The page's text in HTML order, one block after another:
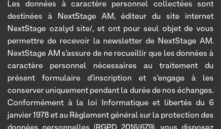
Les données à caractère personnel collectées sont
destinées à NextStage AM, éditeur du site internet
NextStage ozalyd site/, et ont pour seul objet de vous
permettre de recevoir la newsletter de NextStage AM.
NextStage AM s’assure de ne recueillir que les données à
caractère personnel nécessaires au traitement du
présent formulaire d’inscription et s’engage à les
conserver uniquement pendant la durée de nos échanges.
Conformément à la loi Informatique et libertés du 6
janvier 1978 et au Règlement général sur la protection des